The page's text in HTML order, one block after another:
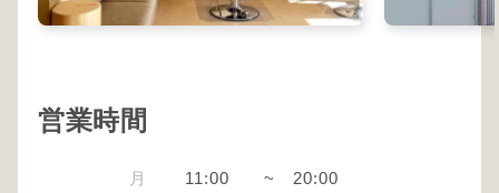
営業時間
月 11:00 ~ 20:00